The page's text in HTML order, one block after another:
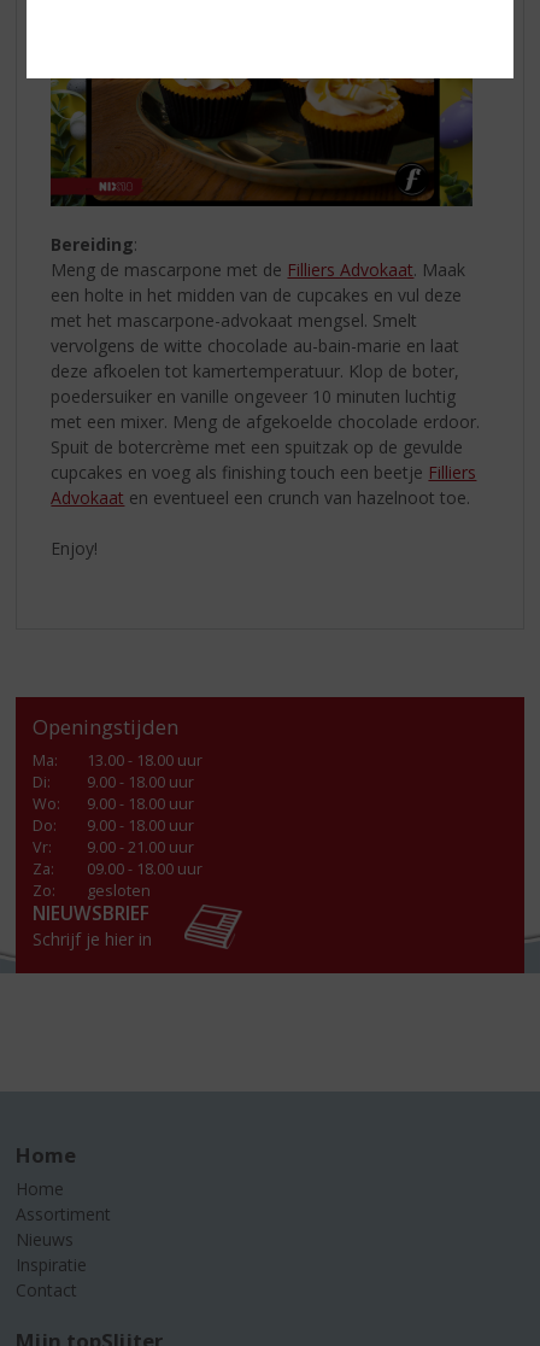
Bereiding:
Meng de mascarpone met de Filliers Advokaat. Maak
een holte in het midden van de cupcakes en vul deze
met het mascarpone-advokaat mengsel. Smelt
vervolgens de witte chocolade au-bain-marie en laat
deze afkoelen tot kamertemperatuur. Klop de boter,
poedersuiker en vanille ongeveer 10 minuten luchtig
met een mixer. Meng de afgekoelde chocolade erdoor.
Spuit de botercrème met een spuitzak op de gevulde
cupcakes en voeg als finishing touch een beetje Filliers
Advokaat en eventueel een crunch van hazelnoot toe.
Enjoy!
Openingstijden
Ma:
13.00 - 18.00 uur
Di:
9.00 - 18.00 uur
Wo:
9.00 - 18.00 uur
Do:
9.00 - 18.00 uur
Vr:
9.00 - 21.00 uur
Za:
09.00 - 18.00 uur
Zo:
gesloten
NIEUWSBRIEF
Schrijf je hier in
Home
Home
Assortiment
Nieuws
Inspiratie
Contact